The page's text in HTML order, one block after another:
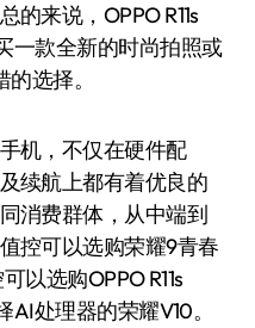
来说，OPPO R11s
一款全新的时尚拍照或
选择。
，不仅在硬件配
续航上都有着优良的
消费群体，从中端到
控可以选购荣耀9青春
以选购OPPO R11s
处理器的荣耀V10。